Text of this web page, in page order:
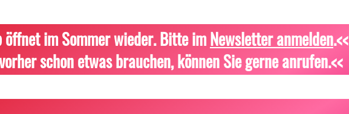
öffnet im Sommer wieder. Bitte imNewsletter anmelden.<<
schon etwas brauchen, können Sie gerne anrufen.<<